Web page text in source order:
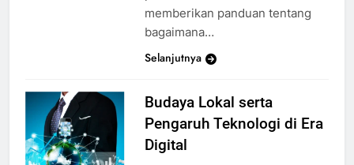
memberikan panduan tentang
bagaimana…
Selanjutnya
Budaya Lokal serta
Pengaruh Teknologi di Era
Digital